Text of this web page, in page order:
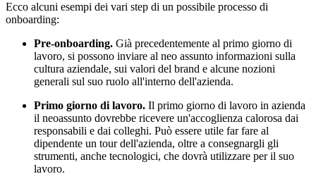
Ecco alcuni esempi dei vari step di un possibile processo di
onboarding:
Pre-onboarding. Già precedentemente al primo giorno di
lavoro, si possono inviare al neo assunto informazioni sulla
cultura aziendale, sui valori del brand e alcune nozioni
generali sul suo ruolo all'interno dell'azienda.
Primo giorno di lavoro. Il primo giorno di lavoro in azienda
il neoassunto dovrebbe ricevere un'accoglienza calorosa dai
responsabili e dai colleghi. Può essere utile far fare al
dipendente un tour dell'azienda, oltre a consegnargli gli
strumenti, anche tecnologici, che dovrà utilizzare per il suo
lavoro.